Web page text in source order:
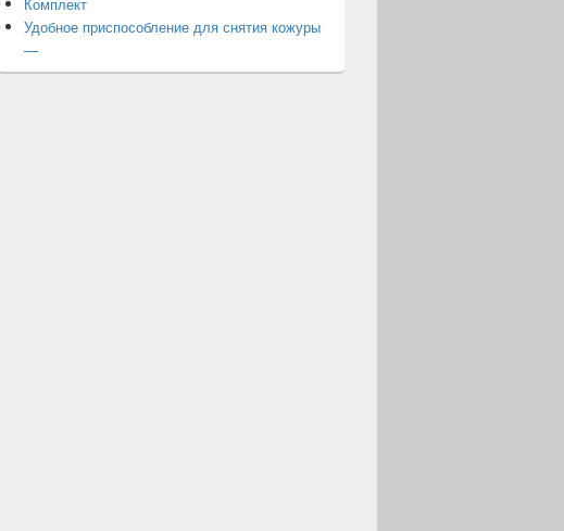
Удобное приспособление для снятия кожуры
—